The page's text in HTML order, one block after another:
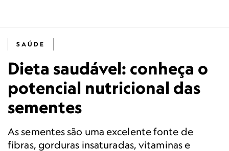
SAÚDE
Dieta saudável: conheça o
potencial nutricional das
sementes
As sementes são uma excelente fonte de
fibras, gorduras insaturadas, vitaminas e